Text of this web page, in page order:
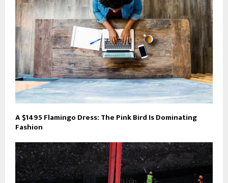
A $1495 Flamingo Dress: The Pink Bird Is Dominating
Fashion